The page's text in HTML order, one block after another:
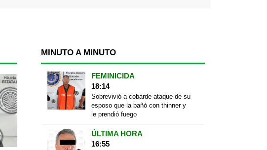
MINUTO A MINUTO
FEMINICIDA
18:14
Sobrevivió a cobarde ataque de su
esposo que la bañó con thinner y
le prendió fuego
ÚLTIMA HORA
16:55